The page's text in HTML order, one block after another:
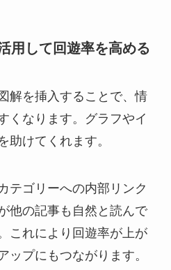
用して回遊率を高める
解を挿入することで、情
くなります。グラフやイ
助けてくれます。
テゴリーへの内部リンク
他の記事も自然と読んで
これにより回遊率が上が
ップにもつながります。